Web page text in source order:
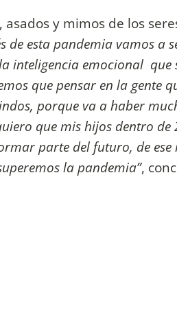
y mimos de los
de esta pandemia vamos a
inteligencia emocional que
que pensar en la gente
porque va a haber
que mis hijos dentro
parte del futuro, de
la pandemia”,